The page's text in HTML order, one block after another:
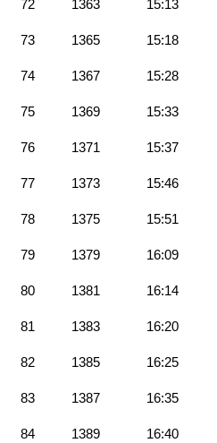
72 1363 15:13
73 1365 15:18
74 1367 15:28
75 1369 15:33
76 1371 15:37
77 1373 15:46
78 1375 15:51
79 1379 16:09
80 1381 16:14
81 1383 16:20
82 1385 16:25
83 1387 16:35
84 1389 16:40